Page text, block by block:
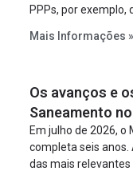
PPPs, por exemplo,
empreendimento.
projeto a projeto.
Mais Informações »
Os avanços e
Saneamento
Em julho de 2026, o
completa seis
das mais